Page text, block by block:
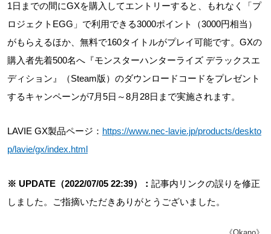
1日までの間にGXを購入してエントリーすると、もれなく「プ
ロジェクトEGG」で利用できる3000ポイント（3000円相当）
がもらえるほか、無料で160タイトルがプレイ可能です。GXの
購入者先着500名へ『モンスターハンターライズ デラックスエ
ディション』（Steam版）のダウンロードコードをプレゼント
するキャンペーンが7月5日～8月28日まで実施されます。
LAVIE GX製品ページ： https://www.nec-lavie.jp/products/deskto
p/lavie/gx/index.html
※ UPDATE（2022/07/05 22:39）： 記事内リンクの誤りを修正
しました。ご指摘いただきありがとうございました。